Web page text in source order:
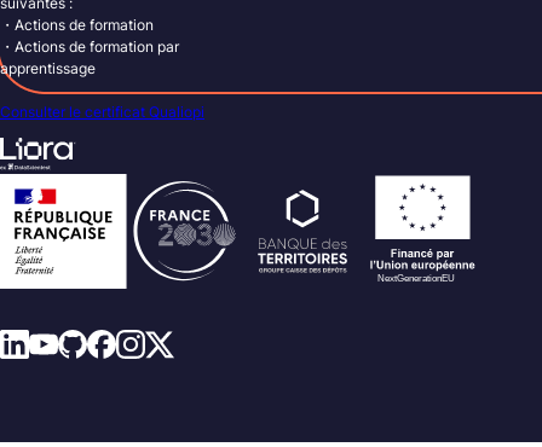
・Actions de formation
・Actions de formation par
apprentissage
Consulter le certificat Qualiopi